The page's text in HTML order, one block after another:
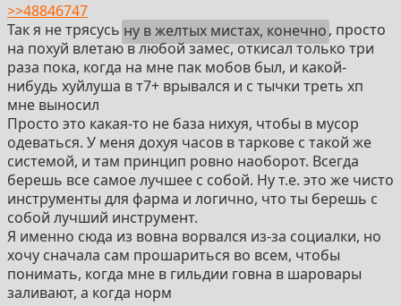
>>48846747
Так я не трясусь ну в желтых мистах, конечно, просто
на похуй влетаю в любой замес, откисал только три
раза пока, когда на мне пак мобов был, и какой-
нибудь хуйлуша в т7+ врывался и с тычки треть хп
мне выносил
Просто это какая-то не база нихуя, чтобы в мусор
одеваться. У меня дохуя часов в таркове с такой же
системой, и там принцип ровно наоборот. Всегда
берешь все самое лучшее с собой. Ну т.е. это же чисто
инструменты для фарма и логично, что ты берешь с
собой лучший инструмент.
Я именно сюда из вовна ворвался из-за социалки, но
хочу сначала сам прошариться во всем, чтобы
понимать, когда мне в гильдии говна в шаровары
заливают, а когда норм